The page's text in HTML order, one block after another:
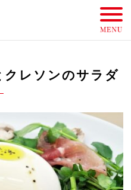
レソンのサラダ